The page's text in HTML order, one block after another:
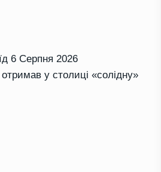
6 Серпня 2026
у столиці «солідну»